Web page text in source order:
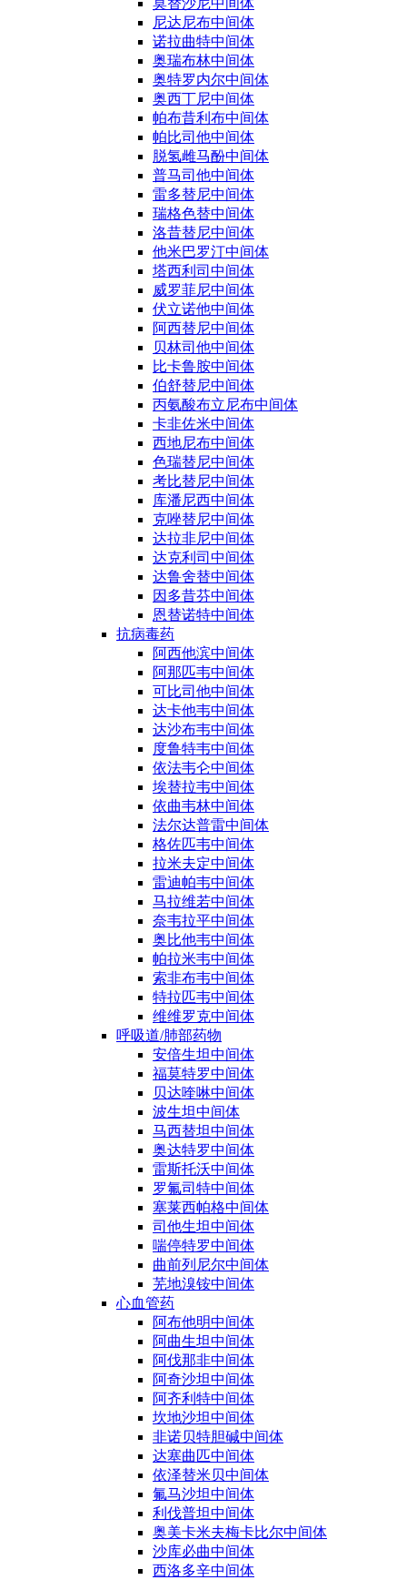
莫替沙尼中间体
尼达尼布中间体
诺拉曲特中间体
奥瑞布林中间体
奥特罗内尔中间体
奥西丁尼中间体
帕布昔利布中间体
帕比司他中间体
脱氢雌马酚中间体
普马司他中间体
雷多替尼中间体
瑞格色替中间体
洛昔替尼中间体
他米巴罗汀中间体
塔西利司中间体
威罗菲尼中间体
伏立诺他中间体
阿西替尼中间体
贝林司他中间体
比卡鲁胺中间体
伯舒替尼中间体
丙氨酸布立尼布中间体
卡非佐米中间体
西地尼布中间体
色瑞替尼中间体
考比替尼中间体
库潘尼西中间体
克唑替尼中间体
达拉非尼中间体
达克利司中间体
达鲁舍替中间体
因多昔芬中间体
恩替诺特中间体
抗病毒药
阿西他滨中间体
阿那匹韦中间体
可比司他中间体
达卡他韦中间体
达沙布韦中间体
度鲁特韦中间体
依法韦仑中间体
埃替拉韦中间体
依曲韦林中间体
法尔达普雷中间体
格佐匹韦中间体
拉米夫定中间体
雷迪帕韦中间体
马拉维若中间体
奈韦拉平中间体
奥比他韦中间体
帕拉米韦中间体
索非布韦中间体
特拉匹韦中间体
维维罗克中间体
呼吸道/肺部药物
安倍生坦中间体
福莫特罗中间体
贝达喹啉中间体
波生坦中间体
马西替坦中间体
奥达特罗中间体
雷斯托沃中间体
罗氟司特中间体
塞莱西帕格中间体
司他生坦中间体
喘停特罗中间体
曲前列尼尔中间体
芜地溴铵中间体
心血管药
阿布他明中间体
阿曲生坦中间体
阿伐那非中间体
阿奇沙坦中间体
阿齐利特中间体
坎地沙坦中间体
非诺贝特胆碱中间体
达塞曲匹中间体
依泽替米贝中间体
氟马沙坦中间体
利伐普坦中间体
奥美卡米夫梅卡比尔中间体
沙库必曲中间体
西洛多辛中间体